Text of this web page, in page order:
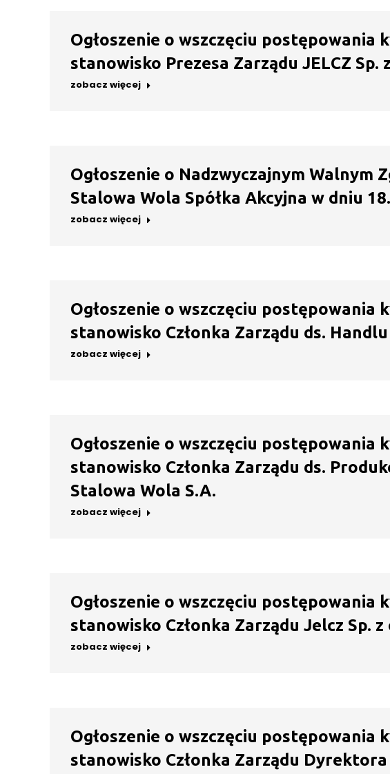
Ogłoszenie o wszczęciu postępowania
stanowisko Prezesa Zarządu JELCZ Sp.
zobacz więcej
Ogłoszenie o Nadzwyczajnym Walnym
Stalowa Wola Spółka Akcyjna w dniu
zobacz więcej
Ogłoszenie o wszczęciu postępowania
stanowisko Członka Zarządu ds.
zobacz więcej
Ogłoszenie o wszczęciu postępowania
stanowisko Członka Zarządu ds.
Stalowa Wola S.A.
zobacz więcej
Ogłoszenie o wszczęciu postępowania
stanowisko Członka Zarządu Jelcz Sp. z
zobacz więcej
Ogłoszenie o wszczęciu postępowania
stanowisko Członka Zarządu